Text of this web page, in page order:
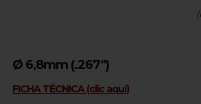
Ø 6,8mm (.267")
FICHA TÉCNICA (clic aquí)